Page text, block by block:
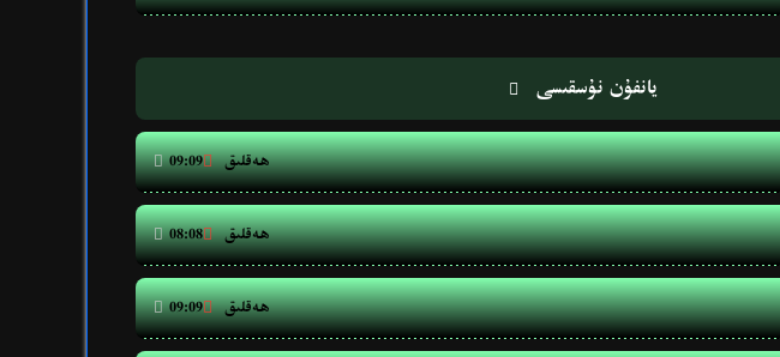
 يانفۇن نۇسقىسى
 09:09 ھەقلىق
 08:08 ھەقلىق
 09:09 ھەقلىق